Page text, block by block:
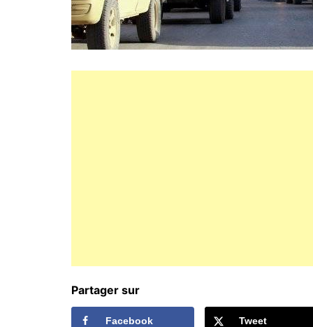
Partager sur
Facebook Tweet